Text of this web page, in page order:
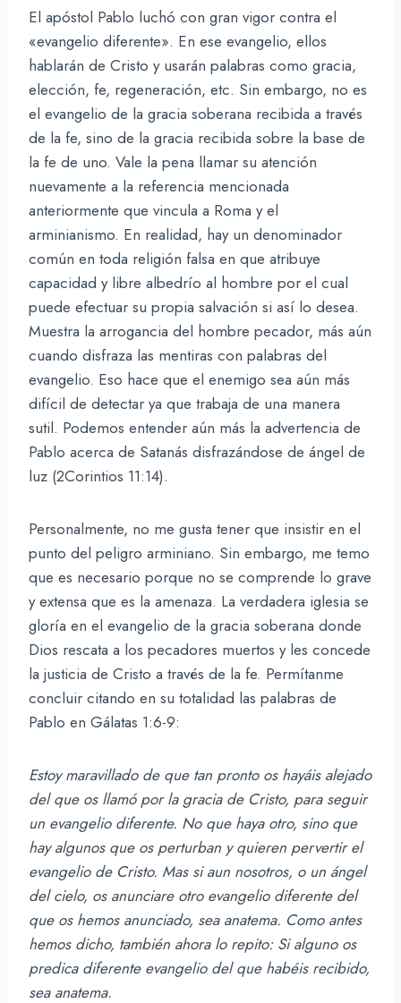
El apóstol Pablo luchó con gran vigor contra el
«evangelio diferente». En ese evangelio, ellos
hablarán de Cristo y usarán palabras como gracia,
elección, fe, regeneración, etc. Sin embargo, no es
el evangelio de la gracia soberana recibida a través
de la fe, sino de la gracia recibida sobre la base de
la fe de uno. Vale la pena llamar su atención
nuevamente a la referencia mencionada
anteriormente que vincula a Roma y el
arminianismo. En realidad, hay un denominador
común en toda religión falsa en que atribuye
capacidad y libre albedrío al hombre por el cual
puede efectuar su propia salvación si así lo desea.
Muestra la arrogancia del hombre pecador, más aún
cuando disfraza las mentiras con palabras del
evangelio. Eso hace que el enemigo sea aún más
difícil de detectar ya que trabaja de una manera
sutil. Podemos entender aún más la advertencia de
Pablo acerca de Satanás disfrazándose de ángel de
luz (2Corintios 11:14).
Personalmente, no me gusta tener que insistir en el
punto del peligro arminiano. Sin embargo, me temo
que es necesario porque no se comprende lo grave
y extensa que es la amenaza. La verdadera iglesia se
gloría en el evangelio de la gracia soberana donde
Dios rescata a los pecadores muertos y les concede
la justicia de Cristo a través de la fe. Permítanme
concluir citando en su totalidad las palabras de
Pablo en Gálatas 1:6-9:
Estoy maravillado de que tan pronto os hayáis alejado
del que os llamó por la gracia de Cristo, para seguir
un evangelio diferente. No que haya otro, sino que
hay algunos que os perturban y quieren pervertir el
evangelio de Cristo. Mas si aun nosotros, o un ángel
del cielo, os anunciare otro evangelio diferente del
que os hemos anunciado, sea anatema. Como antes
hemos dicho, también ahora lo repito: Si alguno os
predica diferente evangelio del que habéis recibido,
sea anatema.